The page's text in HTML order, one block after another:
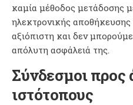
καμία μέθοδος μετάδοσης
ηλεκτρονικής αποθήκευσης
αξιόπιστη και δεν
απόλυτη ασφάλειά της.
Σύνδεσμοι προς
ιστότοπους